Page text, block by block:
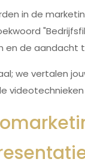
in de
de aandacht
we vertalen